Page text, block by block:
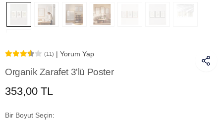
(11) | Yorum Yap
Organik Zarafet 3'lü Poster
353,00 TL
Bir Boyut Seçin: